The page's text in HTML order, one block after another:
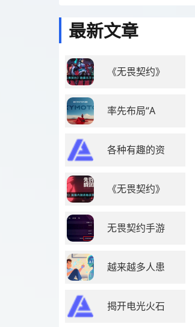
最新文章
《无畏契约》
率先布局“A
各种有趣的资
《无畏契约》
无畏契约手游
越来越多人患
揭开电光火石